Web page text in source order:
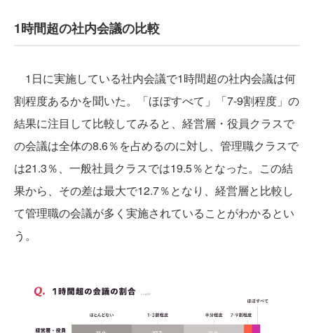
1時間超の社内会議の比較
1日に実施している社内会議で1時間超の社内会議は何
割程度あるかを聞いた。「ほぼすべて」「7-9割程度」の
結果に注目して比較してみると、経営層・役員クラスで
の会議は全体の8.6％を占めるのに対し、管理職クラスで
は21.3％、一般社員クラスでは19.5％となった。この結
果から、その差は最大で12.7％となり、経営層と比較し
て管理職の会議が多く実施されていることがわかるとい
う。